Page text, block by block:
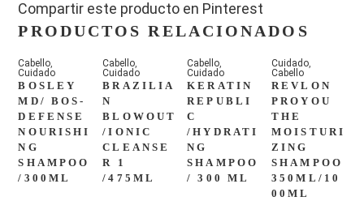
Compartir este producto en Pinterest
PRODUCTOS RELACIONADOS
Cabello,
Cuidado
BOSLEY
MD/ BOS-
DEFENSE
NOURISHI
NG
SHAMPOO
/300ML
Cabello,
Cuidado
BRAZILIA
N
BLOWOUT
/IONIC
CLEANSE
R 1
/475ML
Cabello,
Cuidado
KERATIN
REPUBLI
C
/HYDRATI
NG
SHAMPOO
/ 300 ML
Cuidado,
Cabello
REVLON
PROYOU
THE
MOISTURI
ZING
SHAMPOO
350ML/10
00ML